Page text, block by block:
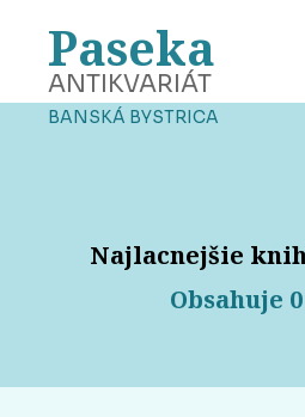
Paseka
ANTIKVARIÁT
BANSKÁ BYSTRICA
Najlacnejšie
Obsahuje